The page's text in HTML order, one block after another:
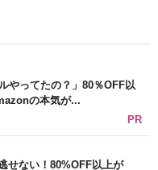
やってたの？」80％OFF以
の本気が...
PR
せない！80%OFF以上が